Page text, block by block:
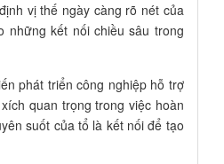
vị thế ngày càng rõ nét của
những kết nối chiều sâu trong
phát triển công nghiệp hỗ trợ
quan trọng trong việc hoàn
suốt của tổ là kết nối để tạo